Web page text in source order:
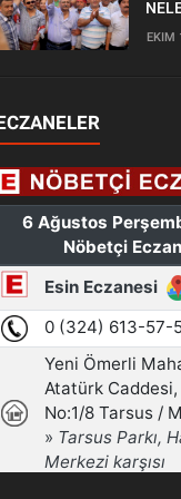
EKIM